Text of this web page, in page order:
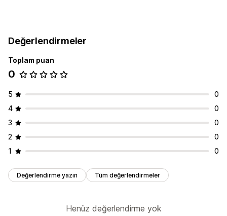
Robots.txt Yapay zeka üretimi
Tema optimizasyonu
Performansı izleme
Değerlendirmeler
Toplam puan
0
5
0
4
0
3
0
2
0
1
0
Değerlendirme yazın Tüm değerlendirmeler
Henüz değerlendirme yok